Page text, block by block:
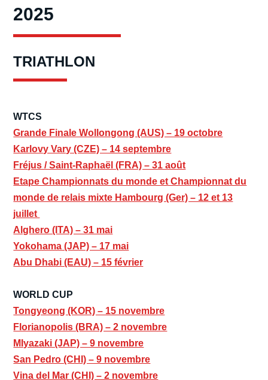
2025
TRIATHLON
WTCS
Grande Finale Wollongong (AUS) – 19 octobre
Karlovy Vary (CZE) – 14 septembre
Fréjus / Saint-Raphaël (FRA) – 31 août
Etape Championnats du monde et Championnat du
monde de relais mixte Hambourg (Ger) – 12 et 13
juillet
Alghero (ITA) – 31 mai
Yokohama (JAP) – 17 mai
Abu Dhabi (EAU) – 15 février
WORLD CUP
Tongyeong (KOR) – 15 novembre
Florianopolis (BRA) – 2 novembre
MIyazaki (JAP) – 9 novembre
San Pedro (CHI) – 9 novembre
Vina del Mar (CHI) – 2 novembre